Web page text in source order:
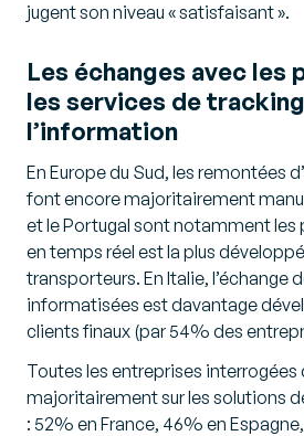
jugent son niveau « satisfaisant ».
Les échanges avec les
les services de
l’information
En Europe du Sud, les remontées
font encore majoritairement
et le Portugal sont notamment les
en temps réel est la plus
transporteurs. En Italie, l’échange
informatisées est davantage
clients finaux (par 54% des
Toutes les entreprises interrogées
majoritairement sur les solutions
: 52% en France, 46% en